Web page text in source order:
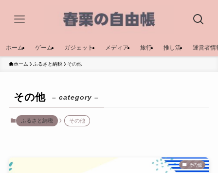
ホーム ゲーム ガジェット メディア 旅行 推し活 運営者情
ホーム ふるさと納税 その他
その他 – category –
ふるさと納税 その他
その他